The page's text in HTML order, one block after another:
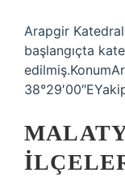
Arapgir
başlangıçta